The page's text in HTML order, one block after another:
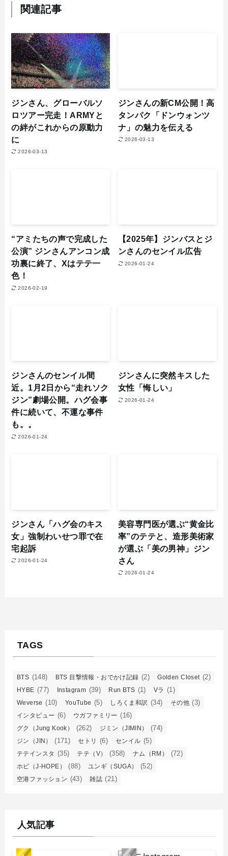
関連記事
ジンさん、グローバルソ
ロツアー完走！ARMYと
の絆がこれからの原動力
に
2026-03-13
ジンさんの新CM公開！高
タンパク「ドンウォンツ
ナ」の魅力を伝える
2026-03-13
“アミたちの声で完成した
公演” ジンさんアンコン成
功裏に終了、Xはテテ一
色！
2026-02-19
【2025年】ジンバスとジ
ンさんのセンイル広告
2026-01-24
ジンさんのセンイル間
近。1月2日から“走れソク
ジン”劇場公開。ハグ会事
件に続いて、不運な事件
も。。
2026-01-24
ジンさんに突然キスした
女性「悔しい」
2026-01-24
ジンさん「ハグ会のキス
女」強制わいせつ罪で在
宅起訴
2026-01-24
美容専門医が選ぶ“黄金比
率”のテテと、造形美術家
が選ぶ「美の男神」ジン
さん
2026-01-24
TAGS
BTS (148) BTS 目撃情報・おでかけ記録 (2) Golden Closet (2)
HYBE (77) Instagram (39) Run BTS (1) Vラ (1)
Weverse (10) YouTube (5) しろくま和訳 (34) その他 (3)
インタビュー (6) ウガファミリー (16)
グク（Jung Kook） (262) ジミン（JIMIN） (74)
ジン（JIN） (171) セトリ (6) センイル (5)
テテインスタ (35) テテ（V） (358) ナム（RM） (72)
ホビ（J-HOPE） (88) ユンギ（SUGA） (52)
空港ファッション (43) 雑誌 (21)
人気記事